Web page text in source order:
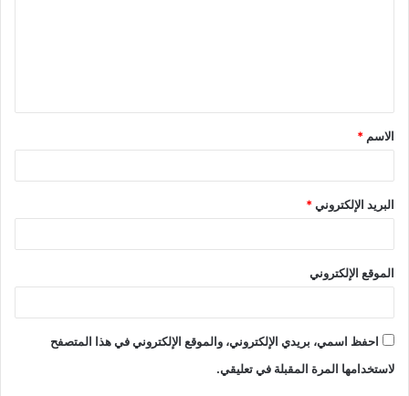
ق
*
الاسم *
البريد الإلكتروني*
الموقع الإلكتروني
احفظ اسمي، بريدي الإلكتروني، والموقع الإلكتروني في هذا المتصفح
لاستخدامها المرة المقبلة في تعليقي.